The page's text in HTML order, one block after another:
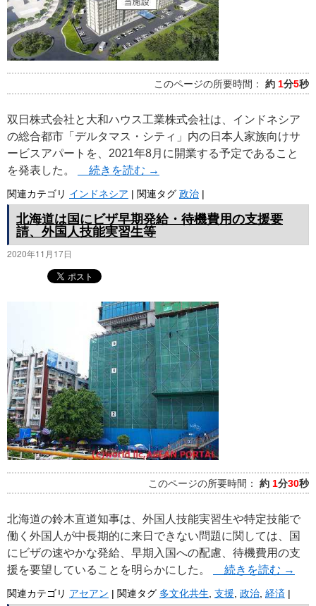
このページの所要時間： 約 1分5秒
双日株式会社と大和ハウス工業株式会社は、インドネシア
の総合都市「デルタマス・シティ」内の日本人家族向けサ
ービスアパートを、2021年8月に開業する予定であること
を発表した。
続きを読む →
関連カテゴリ インドネシア | 関連タグ 政治 |
北海道は国にビザ早期発給・待機費用の支援要
請、外国人技能実習生等
2020年11月17日
このページの所要時間： 約 1分30秒
北海道の鈴木直道知事は、外国人技能実習生や特定技能で
働く外国人が中長期的に来日できない問題に関しては、国
にビザの速やかな発給、早期入国への配慮、待機費用の支
援を要望していることを明らかにした。
続きを読む →
関連カテゴリ アセアン | 関連タグ 多文化共生 支援 政治 経済 |